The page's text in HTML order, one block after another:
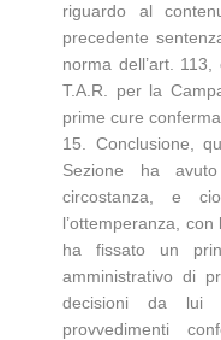
riguardo al
precedente
norma dell’art.
T.A.R. per la
prime cure
15. Conclusione,
Sezione ha
circostanza, e
l’ottemperanza,
ha fissato un
amministrativo di
decisioni da lui
provvedimenti